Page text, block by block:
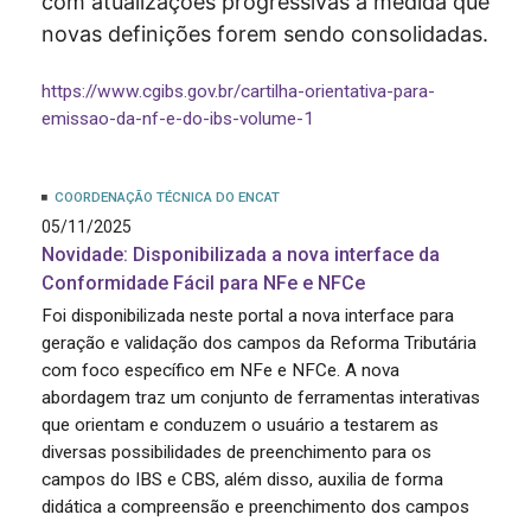
novas definições forem sendo consolidadas.
https://www.cgibs.gov.br/cartilha-orientativa-para-
emissao-da-nf-e-do-ibs-volume-1
COORDENAÇÃO TÉCNICA DO ENCAT
05/11/2025
Novidade: Disponibilizada a nova interface da
Conformidade Fácil para NFe e NFCe
Foi disponibilizada neste portal a nova interface para
geração e validação dos campos da Reforma Tributária
com foco específico em NFe e NFCe. A nova
abordagem traz um conjunto de ferramentas interativas
que orientam e conduzem o usuário a testarem as
diversas possibilidades de preenchimento para os
campos do IBS e CBS, além disso, auxilia de forma
didática a compreensão e preenchimento dos campos